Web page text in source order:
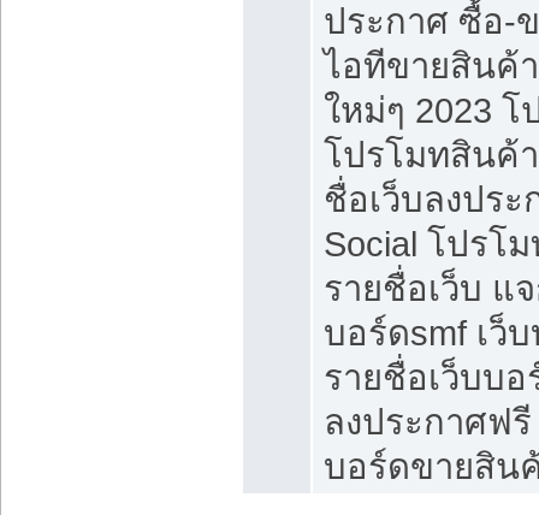
ประกาศ ซื้อ-
ไอทีขายสินค้
ใหม่ๆ 2023
โปรโมทสินค้
ชื่อเว็บลงปร
Social โปรโ
รายชื่อเว็บ แ
บอร์ดsmf เว็
รายชื่อเว็บบ
ลงประกาศฟรี
บอร์ดขายสิน